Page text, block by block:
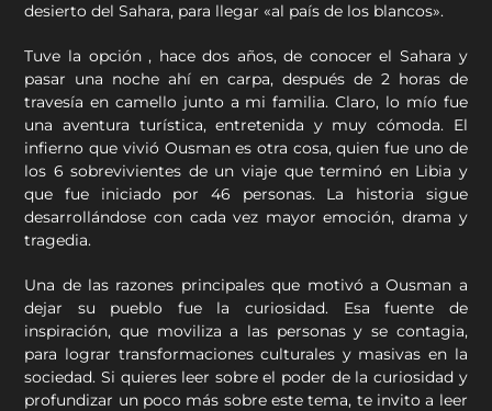
desierto del Sahara, para llegar «al país de los blancos».
Tuve la opción , hace dos años, de conocer el Sahara y
pasar una noche ahí en carpa, después de 2 horas de
travesía en camello junto a mi familia. Claro, lo mío fue
una aventura turística, entretenida y muy cómoda. El
infierno que vivió Ousman es otra cosa, quien fue uno de
los 6 sobrevivientes de un viaje que terminó en Libia y
que fue iniciado por 46 personas. La historia sigue
desarrollándose con cada vez mayor emoción, drama y
tragedia.
Una de las razones principales que motivó a Ousman a
dejar su pueblo fue la curiosidad. Esa fuente de
inspiración, que moviliza a las personas y se contagia,
para lograr transformaciones culturales y masivas en la
sociedad. Si quieres leer sobre el poder de la curiosidad y
profundizar un poco más sobre este tema, te invito a leer